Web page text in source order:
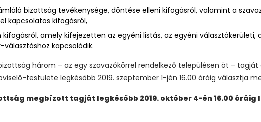
bizottság tevékenysége, döntése elleni kifogásról, valamint a
kapcsolatos kifogásról,
amely kifejezetten az egyéni listás, az egyéni választókerületi,
kapcsolódik.
három – az egy szavazókörrel rendelkező településen öt –
testülete legkésőbb 2019. szeptember 1-jén 16.00 óráig választja
megbízott tagját legkésőbb 2019. október 4-én 16.00 óráig